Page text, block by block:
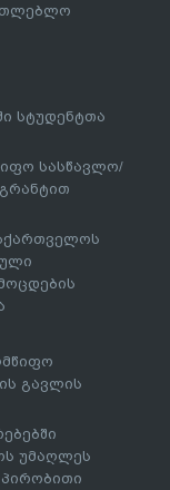
სტუდენტთა
სასწავლო/
გავლის
უმაღლეს